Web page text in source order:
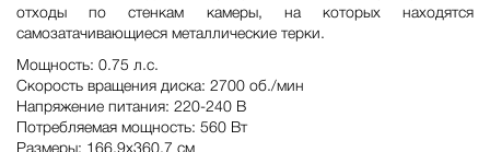
отходы по стенкам камеры, на которых находятся
самозатачивающиеся металлические терки.
Мощность: 0.75 л.с.
Скорость вращения диска: 2700 об./мин
Напряжение питания: 220-240 В
Потребляемая мощность: 560 Вт
Размеры: 166.9x360.7 см